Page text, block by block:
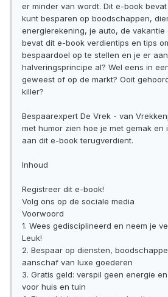
er minder van wordt. Dit e-book
kunt besparen op boodschappen,
energierekening, je auto, de vakantie
bevat dit e-book verdientips en tips
bespaardoel op te stellen en je er
halveringsprincipe al? Wel eens in
geweest of op de markt? Ooit
killer?
Bespaarexpert De Vrek - van
met humor zien hoe je met gemak en
aan dit e-book terugverdient.
Inhoud
Registreer dit e-book!
Volg ons op de sociale media
Voorwoord
1. Wees gedisciplineerd en neem je
Leuk!
2. Bespaar op diensten,
aanschaf van luxe goederen
3. Gratis geld: verspil geen energie
voor huis en tuin